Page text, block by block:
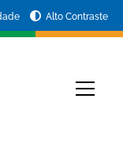
Alto Contraste